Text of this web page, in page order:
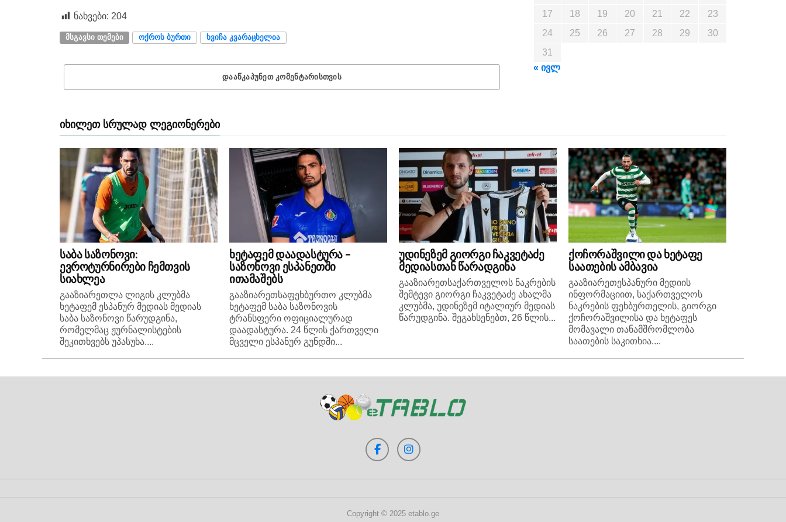
ნახვები: 204
ᲛᲡᲒᲐᲕᲡᲘ ᲗᲔᲛᲔᲑᲘ ᲝᲥᲠᲝᲡ ᲑᲣᲠᲗᲘ ᲮᲕᲘᲩᲐ ᲙᲕᲐᲠᲐᲪᲮᲔᲚᲘᲐ
ᲓᲐᲐᲬᲙᲐᲞᲣᲜᲔᲗ ᲙᲝᲛᲔᲜᲢᲐᲠᲘᲡᲗᲕᲘᲡ
17
18 19 20 21 22
23
24
25 26 27 28 29
30
31
« ივლ
ᲘᲮᲘᲚᲔᲗ ᲡᲠᲣᲚᲐᲓ ᲚᲔᲒᲘᲝᲜᲔᲠᲔᲑᲘ
საბა საზონოვი:
ევროტურნირები ჩემთვის
სიახლეა
გააზიარეთლა ლიგის კლუბმა
ხეტაფემ ესპანურ მედიას მედიას
საბა საზონოვი წარუდგინა,
რომელმაც ჟურნალისტების
შეკითხვებს უპასუხა....
ხეტაფემ დაადასტურა –
საზონოვი ესპანეთში
ითამაშებს
გააზიარეთსაფეხბურთო კლუბმა
ხეტაფემ საბა საზონოვის
ტრანსფერი ოფიციალურად
დაადასტურა. 24 წლის ქართველი
მცველი ესპანურ გუნდში...
უდინეზემ გიორგი ჩაკვეტაძე
მედიასთან წარადგინა
გააზიარეთსაქართველოს ნაკრების
შემტევი გიორგი ჩაკვეტაძე ახალმა
კლუბმა, უდინეზემ იტალიურ მედიას
წარუდგინა. შეგახსენებთ, 26 წლის...
ქოჩორაშვილი და ხეტაფე
საათების ამბავია
გააზიარეთესპანური მედიის
ინფორმაციით, საქართველოს
ნაკრების ფეხბურთელის, გიორგი
ქოჩორაშვილისა და ხეტაფეს
მომავალი თანამშრომლობა
საათების საკითხია....
Copyright © 2025 etablo.ge